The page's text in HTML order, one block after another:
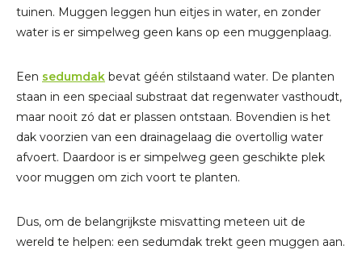
tuinen. Muggen leggen hun eitjes in water, en zonder
water is er simpelweg geen kans op een muggenplaag.
Een sedumdak bevat géén stilstaand water. De planten
staan in een speciaal substraat dat regenwater vasthoudt,
maar nooit zó dat er plassen ontstaan. Bovendien is het
dak voorzien van een drainagelaag die overtollig water
afvoert. Daardoor is er simpelweg geen geschikte plek
voor muggen om zich voort te planten.
Dus, om de belangrijkste misvatting meteen uit de
wereld te helpen: een sedumdak trekt geen muggen aan.